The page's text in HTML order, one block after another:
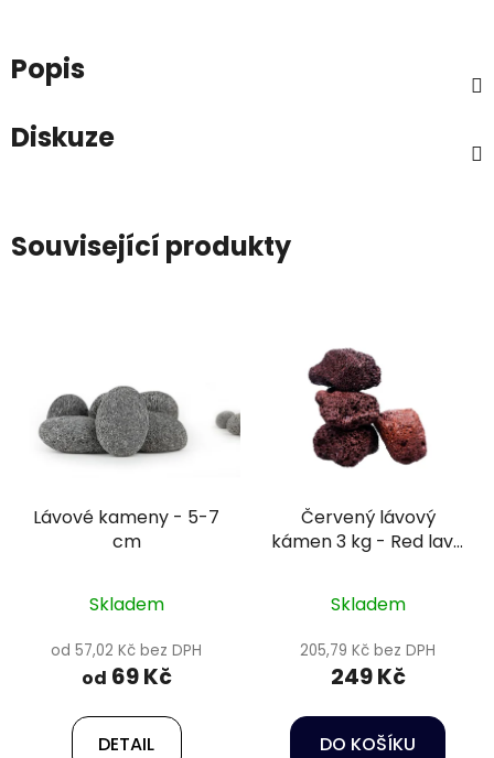
Popis
Diskuze
Související produkty
Lávové kameny - 5-7
cm
Skladem
od 57,02 Kč bez DPH
od 69 Kč
DETAIL
Červený lávový
kámen 3 kg - Red lava
Skladem
205,79 Kč bez DPH
249 Kč
DO KOŠÍKU